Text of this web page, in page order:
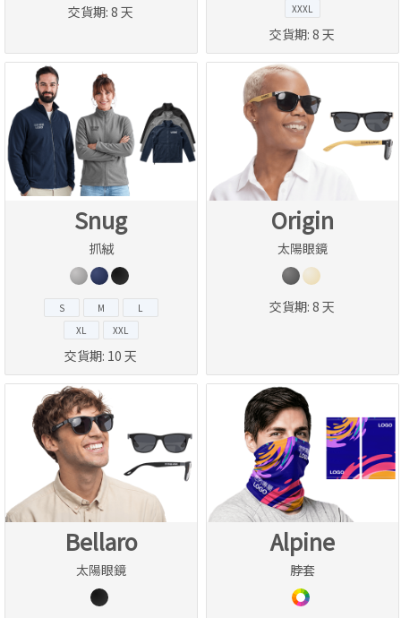
交貨期: 8 天
XXXL
交貨期: 8 天
Snug
抓絨
S M
L
XL
XXL
交貨期: 10 天
Origin
太陽眼鏡
交貨期: 8 天
Bellaro
太陽眼鏡
Alpine
脖套